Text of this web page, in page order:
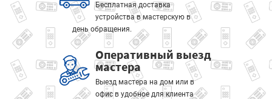
Бесплатная доставка
устройства в мастерскую в
день обращения.
Оперативный выезд
мастера
Выезд мастера на дом или в
офис в удобное для клиента